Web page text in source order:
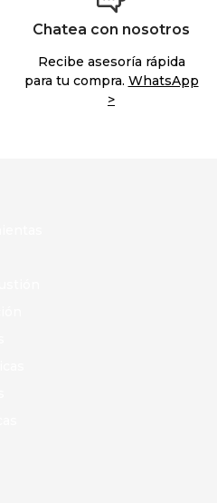
Chatea con nosotros
Recibe asesoría rápida
para tu compra. WhatsApp
>